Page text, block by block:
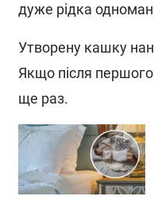
дуже рідка
Утворену кашку
Якщо після першого
ще раз.